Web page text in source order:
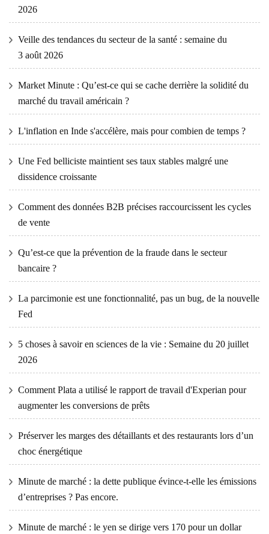
2026
Veille des tendances du secteur de la santé : semaine du
3 août 2026
Market Minute : Qu’est-ce qui se cache derrière la solidité du
marché du travail américain ?
L'inflation en Inde s'accélère, mais pour combien de temps ?
Une Fed belliciste maintient ses taux stables malgré une
dissidence croissante
Comment des données B2B précises raccourcissent les cycles
de vente
Qu’est-ce que la prévention de la fraude dans le secteur
bancaire ?
La parcimonie est une fonctionnalité, pas un bug, de la nouvelle
Fed
5 choses à savoir en sciences de la vie : Semaine du 20 juillet
2026
Comment Plata a utilisé le rapport de travail d'Experian pour
augmenter les conversions de prêts
Préserver les marges des détaillants et des restaurants lors d’un
choc énergétique
Minute de marché : la dette publique évince-t-elle les émissions
d’entreprises ? Pas encore.
Minute de marché : le yen se dirige vers 170 pour un dollar